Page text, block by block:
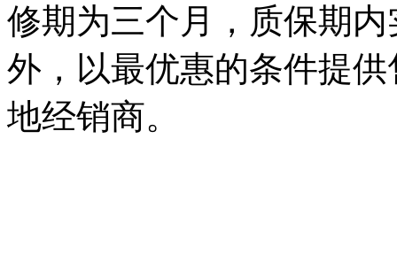
修期为三个月，质保期
外，以最优惠的条件提
地经销商。